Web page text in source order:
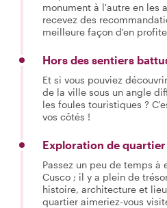
monument à l'autre en les
recevez des
meilleure façon d'en
Hors des sentiers
Et si vous pouviez
de la ville sous un angle
les foules touristiques ?
vos côtés !
Exploration de quartier
Passez un peu de temps
Cusco ; il y a plein de
histoire, architecture et
quartier aimeriez-vous